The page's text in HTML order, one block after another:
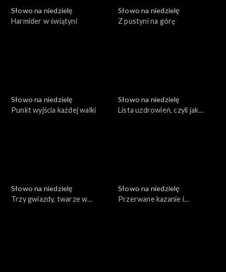
Słowo na niedzielę
Harmider w świątyni
Słowo na niedzielę
Z pustyni na górę
Słowo na niedzielę
Punkt wyjścia każdej walki
Słowo na niedzielę
Lista uzdrowień, czyli jak
Słowo na niedzielę
Trzy gwiazdy, twarze w
Słowo na niedzielę
Przerwane kazanie i